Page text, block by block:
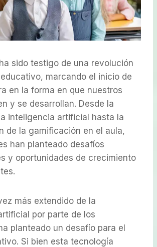
sido testigo de una revolución
marcando el inicio de
en la forma en que nuestros
y se desarrollan. Desde la
inteligencia artificial hasta la
de la gamificación en el aula,
han planteado desafíos
y oportunidades de crecimiento
más extendido de la
por parte de los
planteado un desafío para el
Si bien esta tecnología